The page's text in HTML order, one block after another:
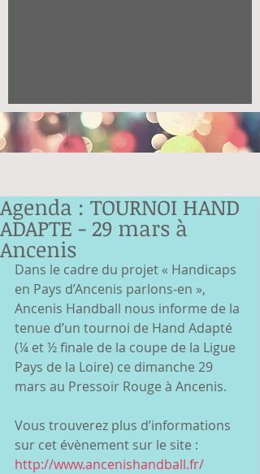
Agenda : TOURNOI HAND
ADAPTE - 29 mars à
Ancenis
Dans le cadre du projet « Handicaps
en Pays d’Ancenis parlons-en »,
Ancenis Handball nous informe de la
tenue d’un tournoi de Hand Adapté
(¼ et ½ finale de la coupe de la Ligue
Pays de la Loire) ce dimanche 29
mars au Pressoir Rouge à Ancenis.
Vous trouverez plus d’informations
sur cet évènement sur le site :
http://www.ancenishandball.fr/